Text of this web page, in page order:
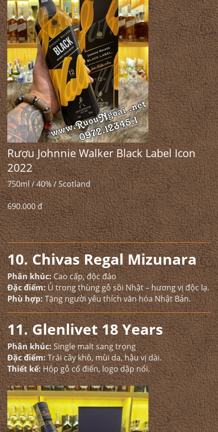
Rượu Johnnie Walker Black Label Icon
2022
750ml / 40% / Scotland
690.000 đ
10. Chivas Regal Mizunara
Phân khúc:Cao cấp, độc đáo
Đặc điểm:Ủ trong thùng gỗ sồi Nhật – hương vị độc lạ.
Phù hợp:Tặng người yêu thích văn hóa Nhật Bản.
11. Glenlivet 18 Years
Phân khúc:Single malt sang trọng
Đặc điểm:Trái cây khô, mùi da, hậu vị dài.
Thiết kế:Hộp gỗ cổ điển, logo dập nổi.